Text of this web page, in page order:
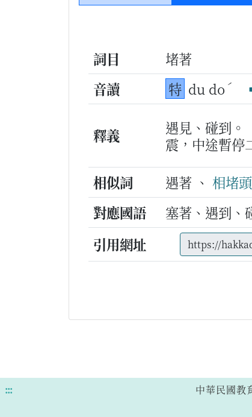
詞目
堵著
音讀
特 du do ˊ
釋義 遇見、碰到。
震，中途暫停
相似詞
遇著 、 相堵頭
對應國語
塞著、遇到、
引用網址
:::
中華民國